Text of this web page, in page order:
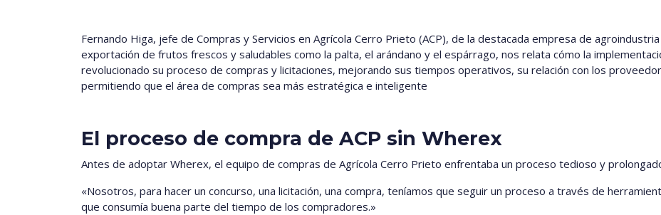
Fernando Higa, jefe de Compras y Servicios en Agrícola Cerro Prieto (ACP), de la destacada empresa de
exportación de frutos frescos y saludables como la palta, el arándano y el espárrago, nos relata cómo la
revolucionado su proceso de compras y licitaciones, mejorando sus tiempos operativos, su relación con los
permitiendo que el área de compras sea más estratégica e inteligente
El proceso de compra de ACP sin Wherex
Antes de adoptar Wherex, el equipo de compras de Agrícola Cerro Prieto enfrentaba un proceso tedioso y
«Nosotros, para hacer un concurso, una licitación, una compra, teníamos que seguir un proceso a través de
que consumía buena parte del tiempo de los compradores.»